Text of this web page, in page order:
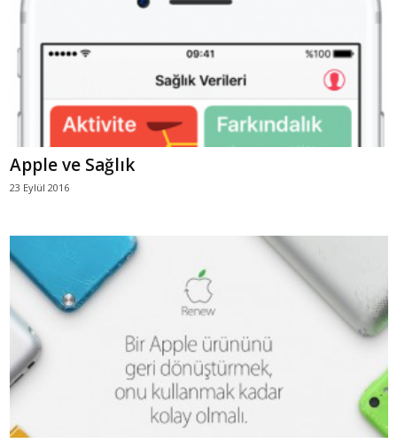
Apple ve Sağlık
23 Eylül 2016